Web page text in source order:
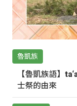
魯凱族
【魯凱族語】
士祭的由來